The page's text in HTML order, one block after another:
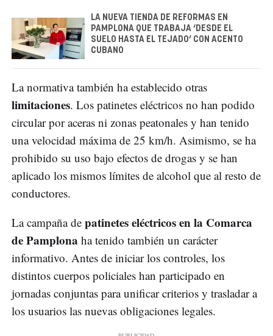
LA NUEVA TIENDA DE REFORMAS EN
PAMPLONA QUE TRABAJA ‘DESDE EL
SUELO HASTA EL TEJADO’ CON ACENTO
CUBANO
La normativa también ha establecido otras
limitaciones. Los patinetes eléctricos no han podido
circular por aceras ni zonas peatonales y han tenido
una velocidad máxima de 25 km/h. Asimismo, se ha
prohibido su uso bajo efectos de drogas y se han
aplicado los mismos límites de alcohol que al resto de
conductores.
La campaña de patinetes eléctricos en la Comarca
de Pamplona ha tenido también un carácter
informativo. Antes de iniciar los controles, los
distintos cuerpos policiales han participado en
jornadas conjuntas para unificar criterios y trasladar a
los usuarios las nuevas obligaciones legales.